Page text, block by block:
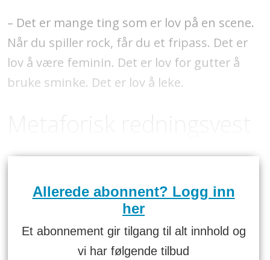
– Det er mange ting som er lov på en scene.
Når du spiller rock, får du et fripass. Det er
lov å være feminin. Det er lov for gutter å
bruke sminke. Det er lov å leke.
Allerede abonnent? Logg inn
her
Et abonnement gir tilgang til alt innhold og
vi har følgende tilbud